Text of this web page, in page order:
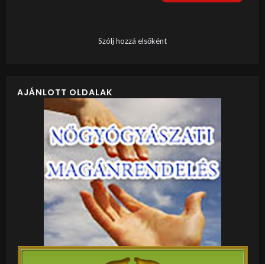
Szólj hozzá elsőként
AJÁNLOTT OLDALAK